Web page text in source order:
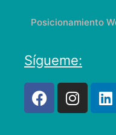
Posicionamiento
Sígueme: